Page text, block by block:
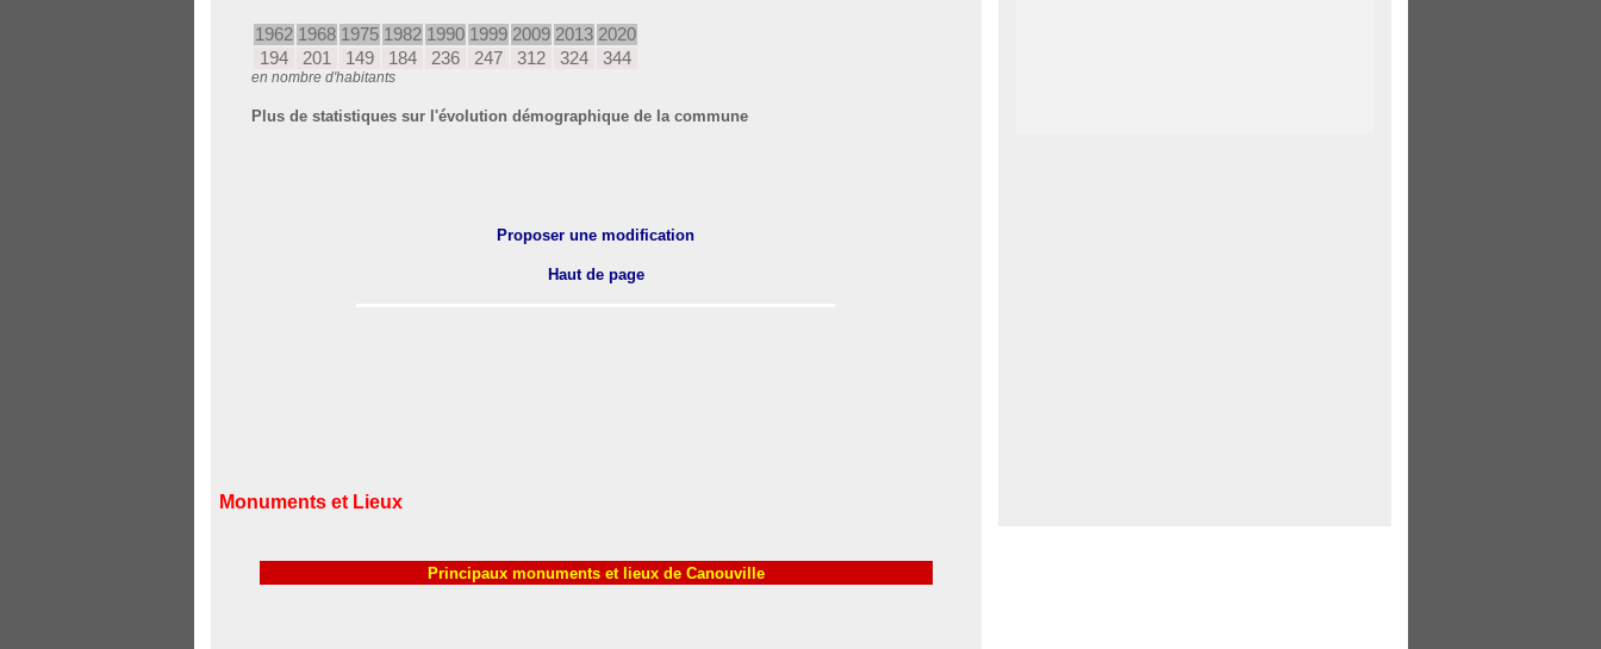
1962 1968 1975 1982 1990 1999 2009 2013 2020
194
201 149 184 236 247 312 324 344
en nombre d'habitants
Plus de statistiques sur l'évolution démographique de la commune
Proposer une modification
Haut de page
Monuments et Lieux
Principaux monuments et lieux de Canouville